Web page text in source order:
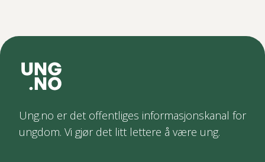
Ung.no er det offentliges informasjonskanal for
ungdom. Vi gjør det litt lettere å være ung.